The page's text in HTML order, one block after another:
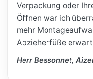
Verpackung oder
Öffnen war ich
mehr
Abzieherfüße
Herr Bessonnet,